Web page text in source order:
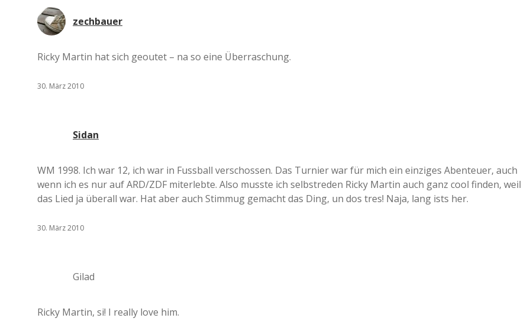
zechbauer
Ricky Martin hat sich geoutet – na so eine Überraschung.
30. März 2010
Sidan
WM 1998. Ich war 12, ich war in Fussball verschossen. Das Turnier war für mich ein einziges Abenteuer, auch
wenn ich es nur auf ARD/ZDF miterlebte. Also musste ich selbstreden Ricky Martin auch ganz cool finden, weil
das Lied ja überall war. Hat aber auch Stimmug gemacht das Ding, un dos tres! Naja, lang ists her.
30. März 2010
Gilad
Ricky Martin, si! I really love him.